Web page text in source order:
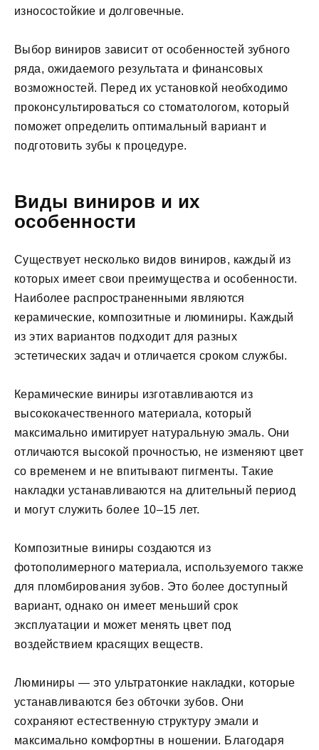
износостойкие и долговечные.
Выбор виниров зависит от особенностей зубного
ряда, ожидаемого результата и финансовых
возможностей. Перед их установкой необходимо
проконсультироваться со стоматологом, который
поможет определить оптимальный вариант и
подготовить зубы к процедуре.
Виды виниров и их
особенности
Существует несколько видов виниров, каждый из
которых имеет свои преимущества и особенности.
Наиболее распространенными являются
керамические, композитные и люминиры. Каждый
из этих вариантов подходит для разных
эстетических задач и отличается сроком службы.
Керамические виниры изготавливаются из
высококачественного материала, который
максимально имитирует натуральную эмаль. Они
отличаются высокой прочностью, не изменяют цвет
со временем и не впитывают пигменты. Такие
накладки устанавливаются на длительный период
и могут служить более 10–15 лет.
Композитные виниры создаются из
фотополимерного материала, используемого также
для пломбирования зубов. Это более доступный
вариант, однако он имеет меньший срок
эксплуатации и может менять цвет под
воздействием красящих веществ.
Люминиры — это ультратонкие накладки, которые
устанавливаются без обточки зубов. Они
сохраняют естественную структуру эмали и
максимально комфортны в ношении. Благодаря